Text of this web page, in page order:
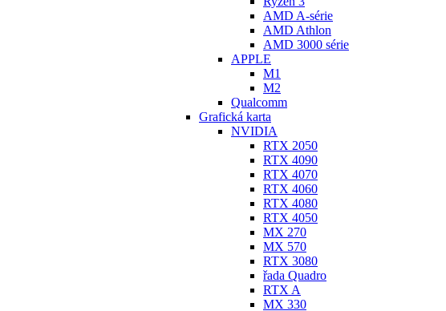
AMD A-série
AMD Athlon
AMD 3000 série
APPLE
M1
M2
Qualcomm
Grafická karta
NVIDIA
RTX 2050
RTX 4090
RTX 4070
RTX 4060
RTX 4080
RTX 4050
MX 270
MX 570
RTX 3080
řada Quadro
RTX A
MX 330